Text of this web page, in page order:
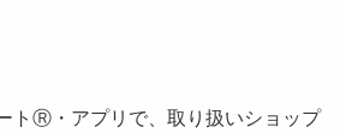
トⓇ・アプリで、取り扱いショップ